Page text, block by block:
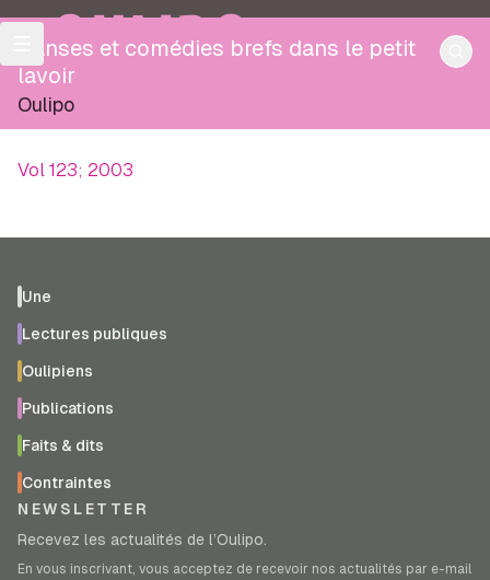
OULIPO
Danses et comédies brefs dans le petit
lavoir
Oulipo
Vol 123; 2003
Une
Lectures publiques
Oulipiens
Publications
Faits & dits
Contraintes
NEWSLETTER
Recevez les actualités de l’Oulipo.
En vous inscrivant, vous acceptez de recevoir nos actualités par e-mail